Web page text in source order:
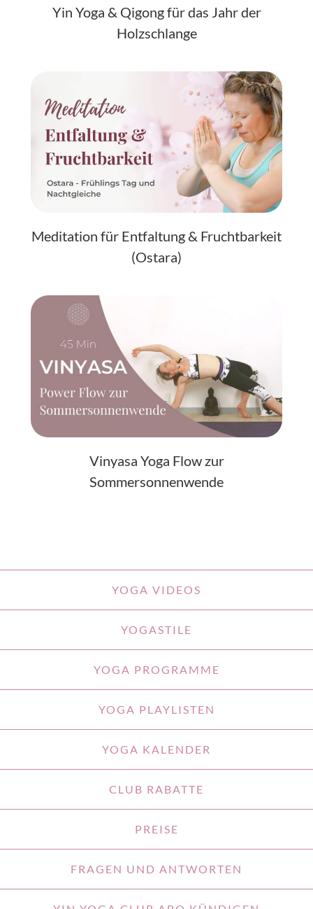
Yin Yoga & Qigong für das Jahr der
Holzschlange
Meditation für Entfaltung & Fruchtbarkeit
(Ostara)
Vinyasa Yoga Flow zur
Sommersonnenwende
YOGA VIDEOS
YOGASTILE
YOGA PROGRAMME
YOGA PLAYLISTEN
YOGA KALENDER
CLUB RABATTE
PREISE
FRAGEN UND ANTWORTEN